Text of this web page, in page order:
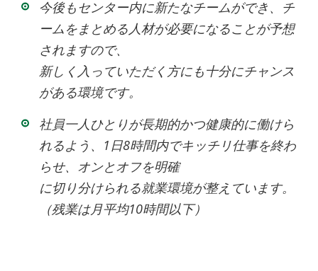
今後もセンター内に新たなチームができ、チ
ームをまとめる人材が必要になることが予想
されますので、
新しく入っていただく方にも十分にチャンス
がある環境です。
社員一人ひとりが長期的かつ健康的に働けら
れるよう、1日8時間内でキッチリ仕事を終わ
らせ、オンとオフを明確
に切り分けられる就業環境が整えています。
（残業は月平均10時間以下）